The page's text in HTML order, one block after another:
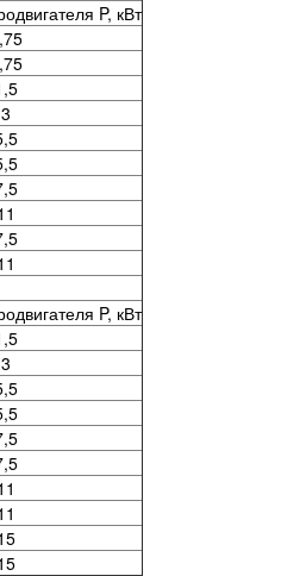
P, кВт
3
P, кВт
3